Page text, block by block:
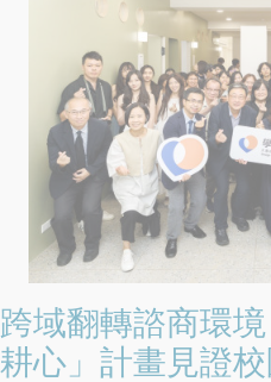
跨域翻轉諮商環
耕心」計畫見證